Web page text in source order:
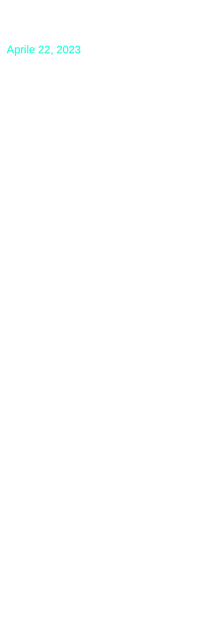
Aprile 22, 2023